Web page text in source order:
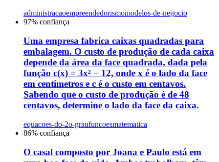
administracaoempreendedorismomodelos-de-negocio
97% confiança
Uma empresa fabrica caixas quadradas para
embalagem. O custo de produção de cada caixa
depende da área da face quadrada, dada pela
função c(x) = 3x² − 12, onde x é o lado da face
em centímetros e c é o custo em centavos.
Sabendo que o custo de produção é de 48
centavos, determine o lado da face da caixa.
equacoes-do-2o-graufuncoesmatematica
86% confiança
O casal composto por Joana e Paulo está em